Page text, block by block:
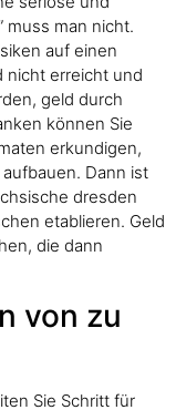
muss man nicht.
auf einen
nicht erreicht und
geld durch
können Sie
erkundigen,
Dann ist
dresden
etablieren. Geld
die dann
von zu
Sie Schritt für